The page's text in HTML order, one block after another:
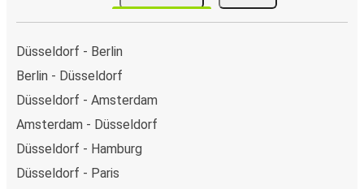
Düsseldorf - Berlin
Berlin - Düsseldorf
Düsseldorf - Amsterdam
Amsterdam - Düsseldorf
Düsseldorf - Hamburg
Düsseldorf - Paris